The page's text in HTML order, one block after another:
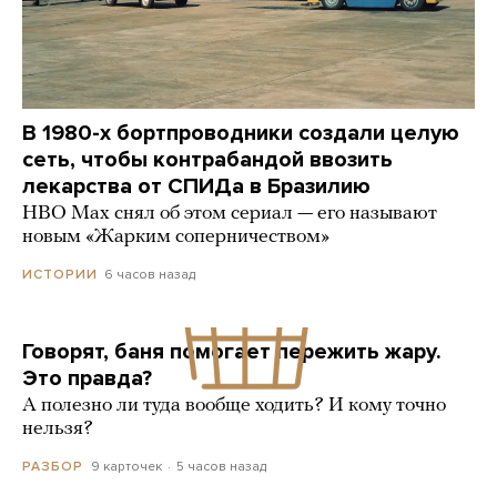
В 1980-х бортпроводники создали целую
сеть, чтобы контрабандой ввозить
лекарства от СПИДа в Бразилию
HBO Max снял об этом сериал — его называют
новым «Жарким соперничеством»
ИСТОРИИ 6 часов назад
Говорят, баня помогает пережить жару.
Это правда?
А полезно ли туда вообще ходить? И кому точно
нельзя?
РАЗБОР 9 карточек 5 часов назад